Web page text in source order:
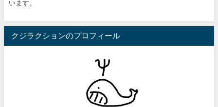
います。
クジラクションのプロフィール